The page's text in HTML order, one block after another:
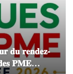
𝐝𝐮 𝐫𝐞𝐧𝐝𝐞𝐳-
𝐝𝐞𝐬 𝐏𝐌𝐄…